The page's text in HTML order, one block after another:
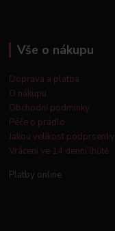
Vše o nákupu
Doprava a platba
O nákupu
Obchodní podmínky
Péče o prádlo
Jakou velikost podprsenky
Vrácení ve 14 denní lhůtě
Platby online